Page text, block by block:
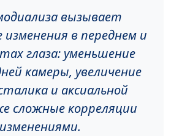
вызывает
в переднем и
глаза: уменьшение
камеры, увеличение
и аксиальной
сложные корреляции